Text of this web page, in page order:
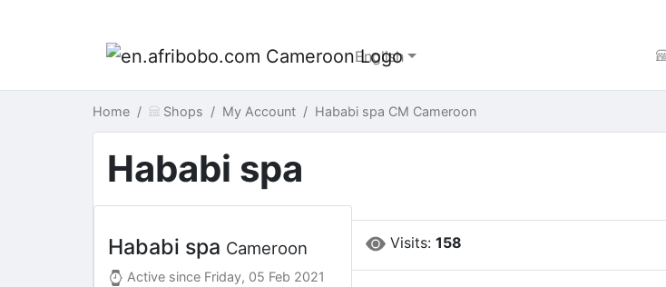
English
Home Shops My Account Hababi spa CM Cameroon
Hababi spa
Visits: 158
Hababi spa Cameroon
Active since Friday, 05 Feb 2021